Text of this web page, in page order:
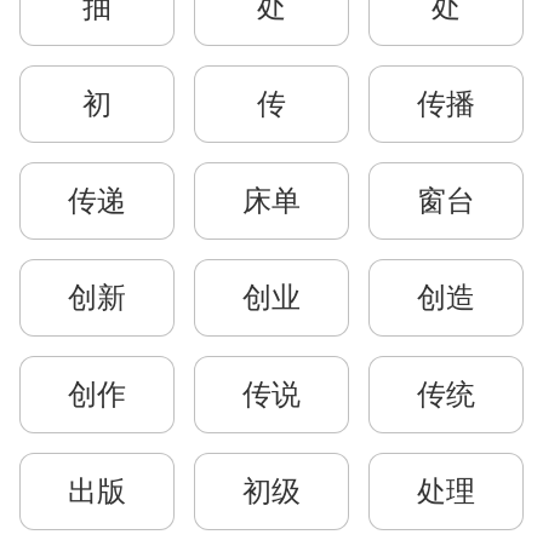
抽 处 处
初 传 传播
传递 床单 窗台
创新 创业 创造
创作 传说 传统
出版 初级 处理